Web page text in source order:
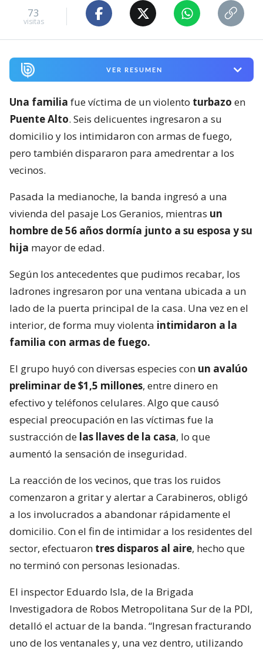
73
visitas
VER RESUMEN
Una familia fue víctima de un violento turbazo en
Puente Alto. Seis delicuentes ingresaron a su
domicilio y los intimidaron con armas de fuego,
pero también dispararon para amedrentar a los
vecinos.
Pasada la medianoche, la banda ingresó a una
vivienda del pasaje Los Geranios, mientras un
hombre de 56 años dormía junto a su esposa y su
hija mayor de edad.
Según los antecedentes que pudimos recabar, los
ladrones ingresaron por una ventana ubicada a un
lado de la puerta principal de la casa. Una vez en el
interior, de forma muy violenta intimidaron a la
familia con armas de fuego.
El grupo huyó con diversas especies con un avalúo
preliminar de $1,5 millones, entre dinero en
efectivo y teléfonos celulares. Algo que causó
especial preocupación en las víctimas fue la
sustracción de las llaves de la casa, lo que
aumentó la sensación de inseguridad.
La reacción de los vecinos, que tras los ruidos
comenzaron a gritar y alertar a Carabineros, obligó
a los involucrados a abandonar rápidamente el
domicilio. Con el fin de intimidar a los residentes del
sector, efectuaron tres disparos al aire, hecho que
no terminó con personas lesionadas.
El inspector Eduardo Isla, de la Brigada
Investigadora de Robos Metropolitana Sur de la PDI,
detalló el actuar de la banda. “Ingresan fracturando
uno de los ventanales y, una vez dentro, utilizando